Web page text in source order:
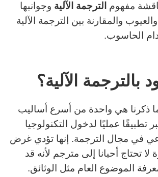
مفهوم الترجمة الآلية وجوانبها
والمقارنة بين الترجمة الآلية
الحاسوب.
بالترجمة الآلیة؟
ذكرنا هي واحدة من أسرع أساليب
تطبيقًا عمليًا لدخول التكنولوجيا
في مجال الترجمة. إنها تؤدي غرض
تحتاج أحيانا إلى مترجم لأنه قد
الموضوع العام مثل الوثائق.